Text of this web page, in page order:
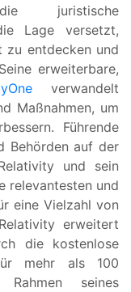
juristische
Lage versetzt,
zu entdecken und
erweiterbare,
verwandelt
Maßnahmen, um
Führende
Behörden auf der
und sein
relevantesten und
eine Vielzahl von
erweitert
die kostenlose
mehr als 100
Rahmen seines